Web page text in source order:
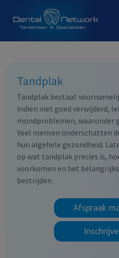
Tandplak
Tandplak bestaat
indien niet goed verwijderd,
mondproblemen, waaronder
Veel mensen onderschatten
hun algehele gezondheid.
op wat tandplak precies is,
voorkomen en het
bestrijden.
Afspraak